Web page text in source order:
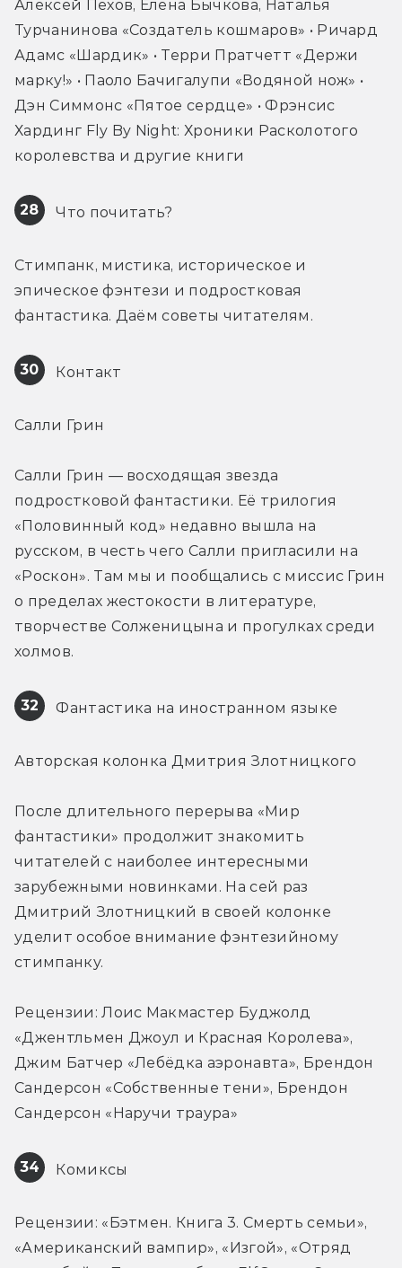
Алексей Пехов, Елена Бычкова, Наталья
Турчанинова «Создатель кошмаров» • Ричард
Адамс «Шардик» • Терри Пратчетт «Держи
марку!» • Паоло Бачигалупи «Водяной нож» •
Дэн Симмонс «Пятое сердце» • Фрэнсис
Хардинг Fly By Night: Хроники Расколотого
королевства и другие книги
28 Что почитать?
Стимпанк, мистика, историческое и
эпическое фэнтези и подростковая
фантастика. Даём советы читателям.
30 Контакт
Салли Грин
Салли Грин — восходящая звезда
подростковой фантастики. Её трилогия
«Половинный код» недавно вышла на
русском, в честь чего Салли пригласили на
«Роскон». Там мы и пообщались с миссис Грин
о пределах жестокости в литературе,
творчестве Солженицына и прогулках среди
холмов.
32 Фантастика на иностранном языке
Авторская колонка Дмитрия Злотницкого
После длительного перерыва «Мир
фантастики» продолжит знакомить
читателей с наиболее интересными
зарубежными новинками. На сей раз
Дмитрий Злотницкий в своей колонке
уделит особое внимание фэнтезийному
стимпанку.
Рецензии: Лоис Макмастер Буджолд
«Джентльмен Джоул и Красная Королева»,
Джим Батчер «Лебёдка аэронавта», Брендон
Сандерсон «Собственные тени», Брендон
Сандерсон «Наручи траура»
34 Комиксы
Рецензии: «Бэтмен. Книга 3. Смерть семьи»,
«Американский вампир», «Изгой», «Отряд